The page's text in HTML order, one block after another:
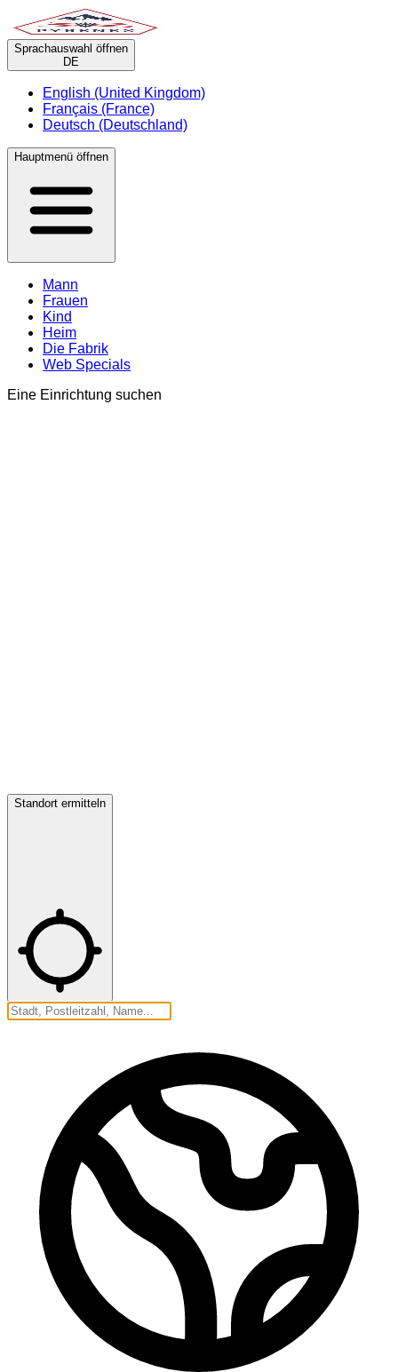
Sprachauswahl öffnen
DE
English (United Kingdom)
Français (France)
Deutsch (Deutschland)
Hauptmenü öffnen
Mann
Frauen
Kind
Heim
Die Fabrik
Web Specials
Eine Einrichtung suchen
Standort ermitteln